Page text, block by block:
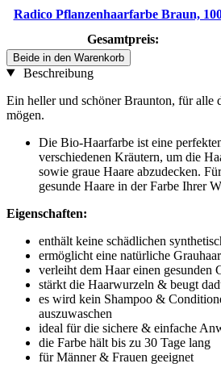
Radico Pflanzenhaarfarbe Braun,
Gesamtpreis:
Beide in den Warenkorb
Beschreibung
Ein heller und schöner Braunton, für alle
mögen.
Die Bio-Haarfarbe ist eine
verschiedenen Kräutern, um die
sowie graue Haare abzudecken.
gesunde Haare in der Farbe Ihrer
Eigenschaften:
enthält keine schädlichen
ermöglicht eine natürliche
verleiht dem Haar einen gesunden
stärkt die Haarwurzeln & beugt
es wird kein Shampoo &
auszuwaschen
ideal für die sichere & einfache
die Farbe hält bis zu 30 Tage lang
für Männer & Frauen geeignet